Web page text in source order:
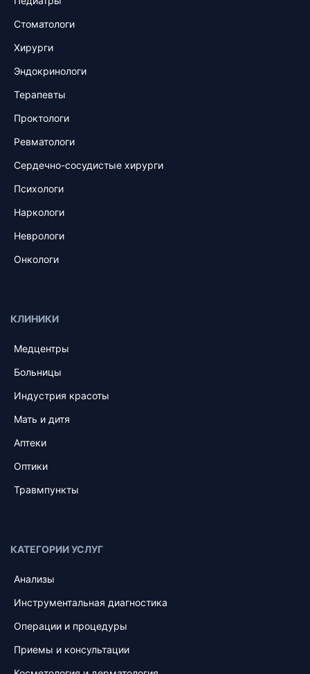
Стоматологи
Хирурги
Эндокринологи
Терапевты
Проктологи
Ревматологи
Сердечно-сосудистые хирурги
Психологи
Наркологи
Неврологи
Онкологи
КЛИНИКИ
Медцентры
Больницы
Индустрия красоты
Мать и дитя
Аптеки
Оптики
Травмпункты
КАТЕГОРИИ УСЛУГ
Анализы
Инструментальная диагностика
Операции и процедуры
Приемы и консультации